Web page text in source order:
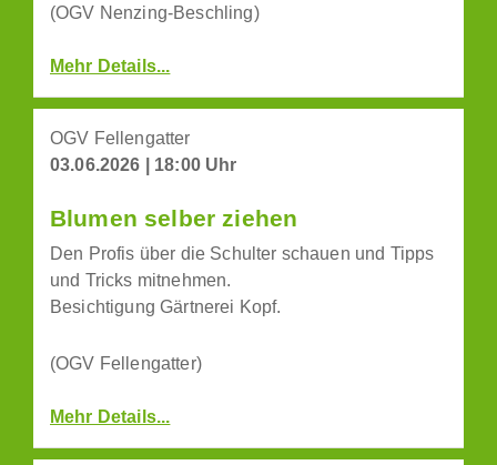
(OGV Nenzing-Beschling)
Mehr Details...
OGV Fellengatter
03.06.2026 | 18:00 Uhr
Blumen selber ziehen
Den Profis über die Schulter schauen und Tipps
und Tricks mitnehmen.
Besichtigung Gärtnerei Kopf.
(OGV Fellengatter)
Mehr Details...